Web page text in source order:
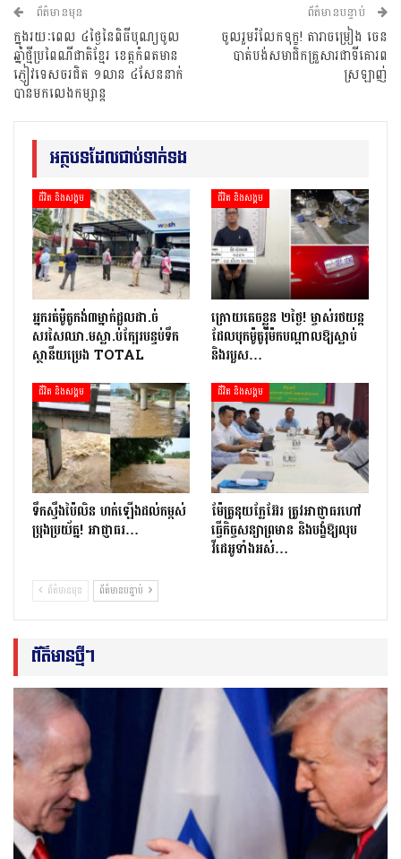
ព័ត៌មានមុន
ក្នុងរយៈពេល ៤ថ្ងៃនៃពិធីបុណ្យចូល
ឆ្នាំថ្មីប្រពៃណីជាតិខ្មែរ ខេត្តកំពតមាន
ភ្ញៀវទេសចរជិត ១លាន ៤សែននាក់
បានមកលេងកម្សាន្ត
ព័ត៌មានបន្ទាប់
ចូលរួមរំលែកទុក្ខ! តារាចម្រៀង ចេន
បាត់បង់សមាជិកគ្រួសារជាទីគោរព
ស្រឡាញ់
អត្ថបទដែលជាប់ទាក់ទង
ជីវិត និងសង្គម
អ្នក​រត់​ម៉ូតូកង់៣​​ម្នាក់​ដួល​ដា.ច់​
សរសៃឈា.ម​ស្លា.ប់​ក្បែរ​បន្ទប់ទឹក​
ស្ថានីយ​ប្រេង ​TOTAL
ជីវិត និងសង្គម
ក្រោយ​គេចខ្លួន ២​ថ្ងៃ​! ម្ចាស់​រថយន្ត​
ដែល​បុក​ម៉ូតូ​រ៉ឺ​ម៉ក​បណ្តាល​ឱ្យ​ស្លាប់
និង​របួស…
ជីវិត និងសង្គម
ទឹកស្ទឹងប៉ៃលិន ហក់ឡើងដល់កម្ពស់
ប្រុងប្រយ័ត្ន! អាជ្ញាធរ…
ជីវិត និងសង្គម
ម៉ែគ្រូនុយក្លែអ៊ែរ ត្រូវអាជ្ញាធរហៅ
ធ្វើកិច្ចសន្យាព្រមាន និងបង្ខំឱ្យលុប
វីដេអូទាំងអស់…
ព័ត៌មានមុន ព័ត៌មានបន្ទាប់
ព័ត៌មានថ្មីៗ